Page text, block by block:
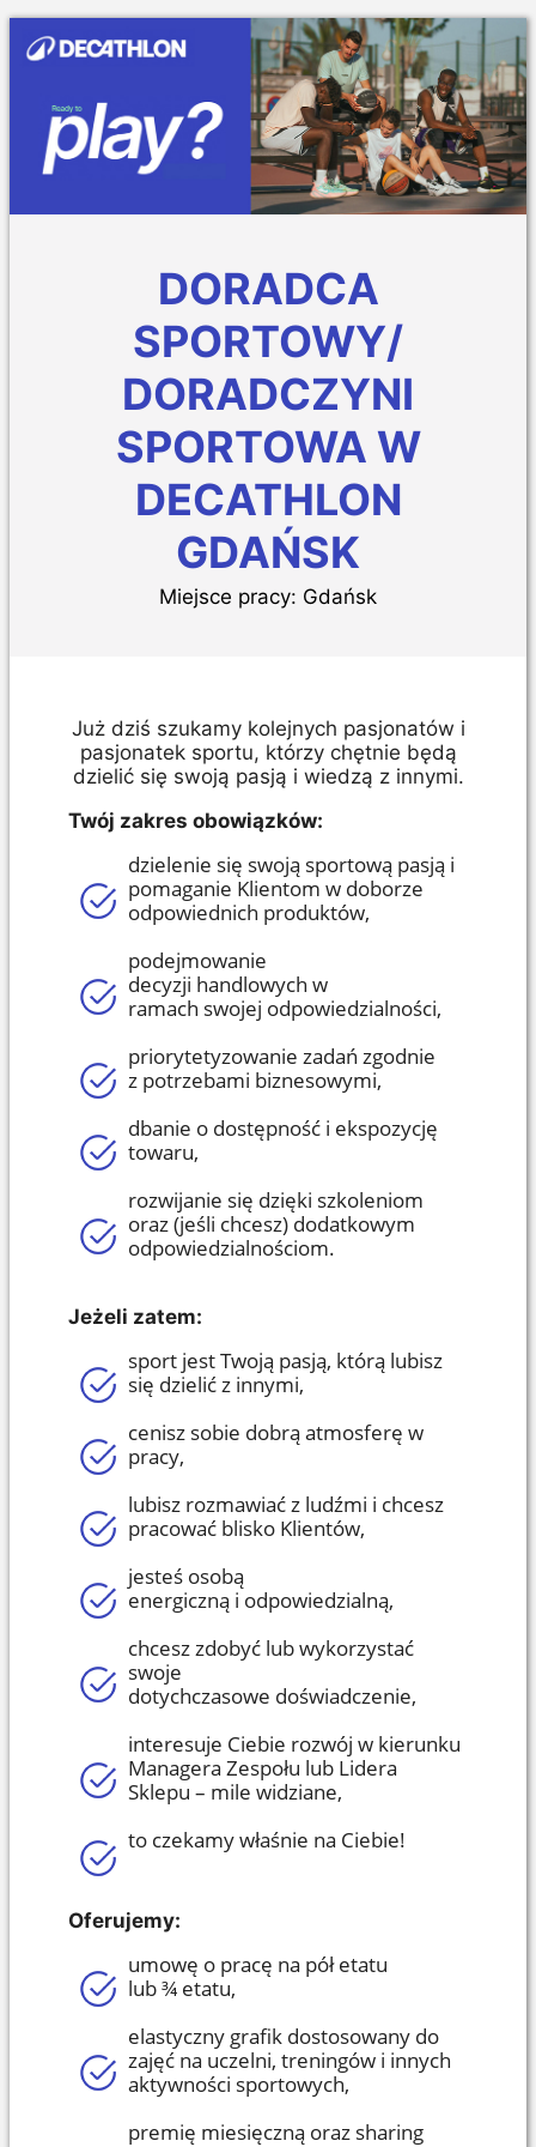
DORADCA
SPORTOWY/
DORADCZYNI
SPORTOWA W
DECATHLON
GDAŃSK
Miejsce pracy: Gdańsk
Już dziś szukamy kolejnych pasjonatów i
pasjonatek sportu, którzy chętnie będą
dzielić się swoją pasją i wiedzą z innymi.
Twój zakres obowiązków:
dzielenie się swoją sportową pasją i
pomaganie Klientom w doborze
odpowiednich produktów,
podejmowanie
decyzji handlowych w
ramach swojej odpowiedzialności,
priorytetyzowanie zadań zgodnie
z potrzebami biznesowymi,
dbanie o dostępność i ekspozycję
towaru,
rozwijanie się dzięki szkoleniom
oraz (jeśli chcesz) dodatkowym
odpowiedzialnościom.
Jeżeli zatem:
sport jest Twoją pasją, którą lubisz
się dzielić z innymi,
cenisz sobie dobrą atmosferę w
pracy,
lubisz rozmawiaćz ludźmi i chcesz
pracować blisko Klientów,
jesteś osobą
energiczną i odpowiedzialną,
chcesz zdobyć lub wykorzystać
swoje
dotychczasowe doświadczenie,
interesuje Ciebie rozwój w kierunku
Managera Zespołu lub Lidera
Sklepu – mile widziane,
to czekamywłaśnie na Ciebie!
Oferujemy:
umowę o pracę na pół etatu
lub¾etatu,
elastyczny grafik dostosowany do
zajęć na uczelni, treningów i innych
aktywności sportowych,
premię miesięczną oraz sharing